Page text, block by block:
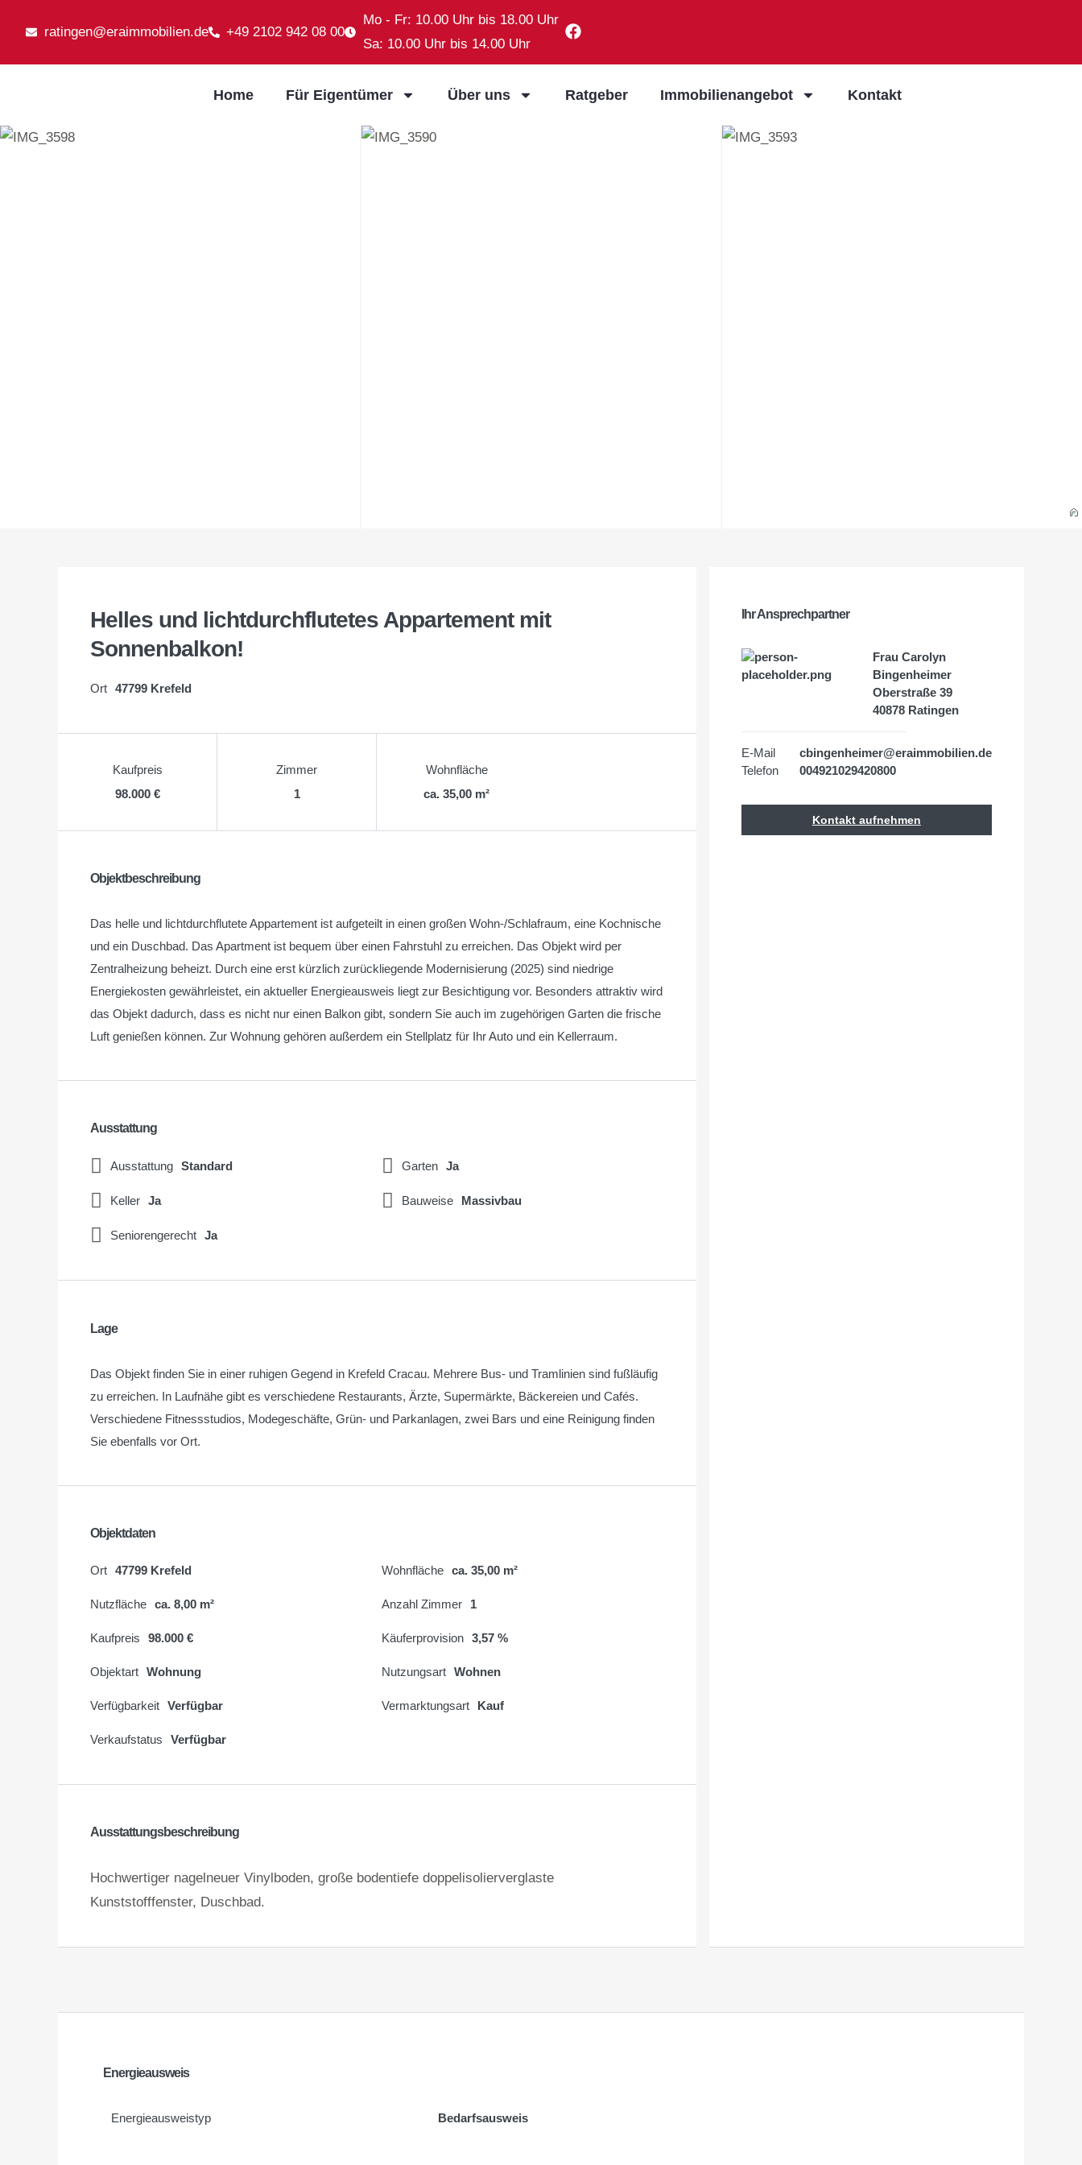
ratingen@eraimmobilien.de +49 2102 942 08 00
Mo - Fr: 10.00 Uhr bis 18.00 Uhr
Sa: 10.00 Uhr bis 14.00 Uhr
Home Für Eigentümer Über uns Ratgeber Immobilienangebot Kontakt
Helles und lichtdurchflutetes Appartement mit
Sonnenbalkon!
Ort 47799 Krefeld
Kaufpreis
98.000 €
Zimmer
1
Wohnfläche
ca. 35,00 m²
Objektbeschreibung
Das helle und lichtdurchflutete Appartement ist aufgeteilt in einen großen Wohn-/Schlafraum, eine Kochnische
und ein Duschbad. Das Apartment ist bequem über einen Fahrstuhl zu erreichen. Das Objekt wird per
Zentralheizung beheizt. Durch eine erst kürzlich zurückliegende Modernisierung (2025) sind niedrige
Energiekosten gewährleistet, ein aktueller Energieausweis liegt zur Besichtigung vor. Besonders attraktiv wird
das Objekt dadurch, dass es nicht nur einen Balkon gibt, sondern Sie auch im zugehörigen Garten die frische
Luft genießen können. Zur Wohnung gehören außerdem ein Stellplatz für Ihr Auto und ein Kellerraum.
Ausstattung
Ausstattung Standard Garten Ja
Keller Ja Bauweise Massivbau
Seniorengerecht Ja
Lage
Das Objekt finden Sie in einer ruhigen Gegend in Krefeld Cracau. Mehrere Bus- und Tramlinien sind fußläufig
zu erreichen. In Laufnähe gibt es verschiedene Restaurants, Ärzte, Supermärkte, Bäckereien und Cafés.
Verschiedene Fitnessstudios, Modegeschäfte, Grün- und Parkanlagen, zwei Bars und eine Reinigung finden
Sie ebenfalls vor Ort.
Objektdaten
Ort 47799 Krefeld Wohnfläche ca. 35,00 m²
Nutzfläche ca. 8,00 m² Anzahl Zimmer 1
Kaufpreis 98.000 € Käuferprovision 3,57 %
Objektart Wohnung Nutzungsart Wohnen
Verfügbarkeit Verfügbar Vermarktungsart Kauf
Verkaufstatus Verfügbar
Ausstattungsbeschreibung
Hochwertiger nagelneuer Vinylboden, große bodentiefe doppelisolierverglaste
Kunststofffenster, Duschbad.
Ihr Ansprechpartner
Frau Carolyn
Bingenheimer
Oberstraße 39
40878 Ratingen
E-Mail
cbingenheimer@eraimmobilien.de
Telefon
004921029420800
Kontakt aufnehmen
Energieausweis
Energie­ausweistyp Bedarfsausweis